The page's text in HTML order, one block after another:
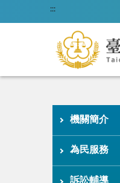
:::
機關簡介
為民服務
訴訟輔導